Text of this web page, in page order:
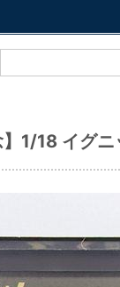
】1/18 イグ